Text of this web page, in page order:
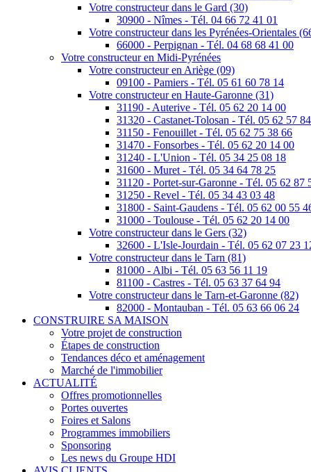
Votre constructeur dans le Gard (30)
30900 - Nîmes - Tél. 04 66 72 41 01
Votre constructeur dans les Pyrénées-Orientales
66000 - Perpignan - Tél. 04 68 68 41 00
Votre constructeur en Midi-Pyrénées
Votre constructeur en Ariège (09)
09100 - Pamiers - Tél. 05 61 60 78 14
Votre constructeur en Haute-Garonne (31)
31190 - Auterive - Tél. 05 62 20 14 00
31320 - Castanet-Tolosan - Tél. 05 62 57
31150 - Fenouillet - Tél. 05 62 75 38 66
31470 - Fonsorbes - Tél. 05 62 20 14 00
31240 - L'Union - Tél. 05 34 25 08 18
31600 - Muret - Tél. 05 34 64 78 25
31120 - Portet-sur-Garonne - Tél. 05 62 87
31250 - Revel - Tél. 05 34 43 03 48
31800 - Saint-Gaudens - Tél. 05 62 00 55
31000 - Toulouse - Tél. 05 62 20 14 00
Votre constructeur dans le Gers (32)
32600 - L'Isle-Jourdain - Tél. 05 62 07 23
Votre constructeur dans le Tarn (81)
81000 - Albi - Tél. 05 63 56 11 19
81100 - Castres - Tél. 05 63 37 64 94
Votre constructeur dans le Tarn-et-Garonne (82)
82000 - Montauban - Tél. 05 63 66 06 24
CONSTRUIRE SA MAISON
Votre projet de construction
Étapes de construction
Tendances déco et aménagement
Marché de l'immobilier
ACTUALITÉ
Offres promotionnelles
Portes ouvertes
Foires et Salons
Programmes immobiliers
Sponsoring
Les news du Groupe HDI